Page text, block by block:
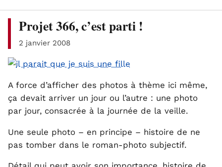
Projet 366, c’est parti !
2 janvier 2008
A force d’afficher des photos à thème ici même,
ça devait arriver un jour ou l’autre : une photo
par jour, consacrée à la journée de la veille.
Une seule photo – en principe – histoire de ne
pas tomber dans le roman-photo subjectif.